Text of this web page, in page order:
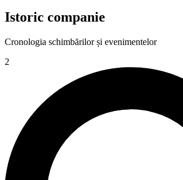
Istoric companie
Cronologia schimbărilor și evenimentelor
2